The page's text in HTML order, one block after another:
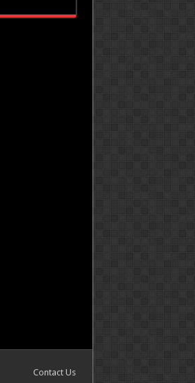
Contact Us